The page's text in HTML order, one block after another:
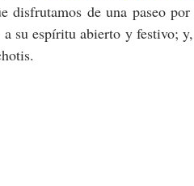
disfrutamos de una paseo
su espíritu abierto y festivo;